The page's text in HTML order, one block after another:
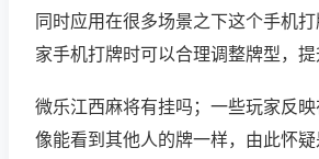
同时应用在很多场景之下这个手机
家手机打牌时可以合理调整牌型，
微乐江西麻将有挂吗；一些玩家反
像能看到其他人的牌一样，由此怀